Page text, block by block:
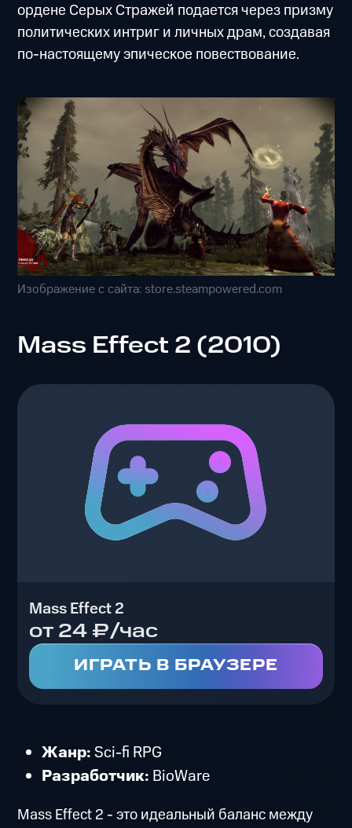
ордене Серых Стражей подается через призму
политических интриг и личных драм, создавая
по-настоящему эпическое повествование.
Изображение с сайта: store.steampowered.com
Mass Effect 2 (2010)
Mass Effect 2
от 24 ₽/час
ИГРАТЬ В БРАУЗЕРЕ
Жанр: Sci-fi RPG
Разработчик: BioWare
Mass Effect 2 - это идеальный баланс между